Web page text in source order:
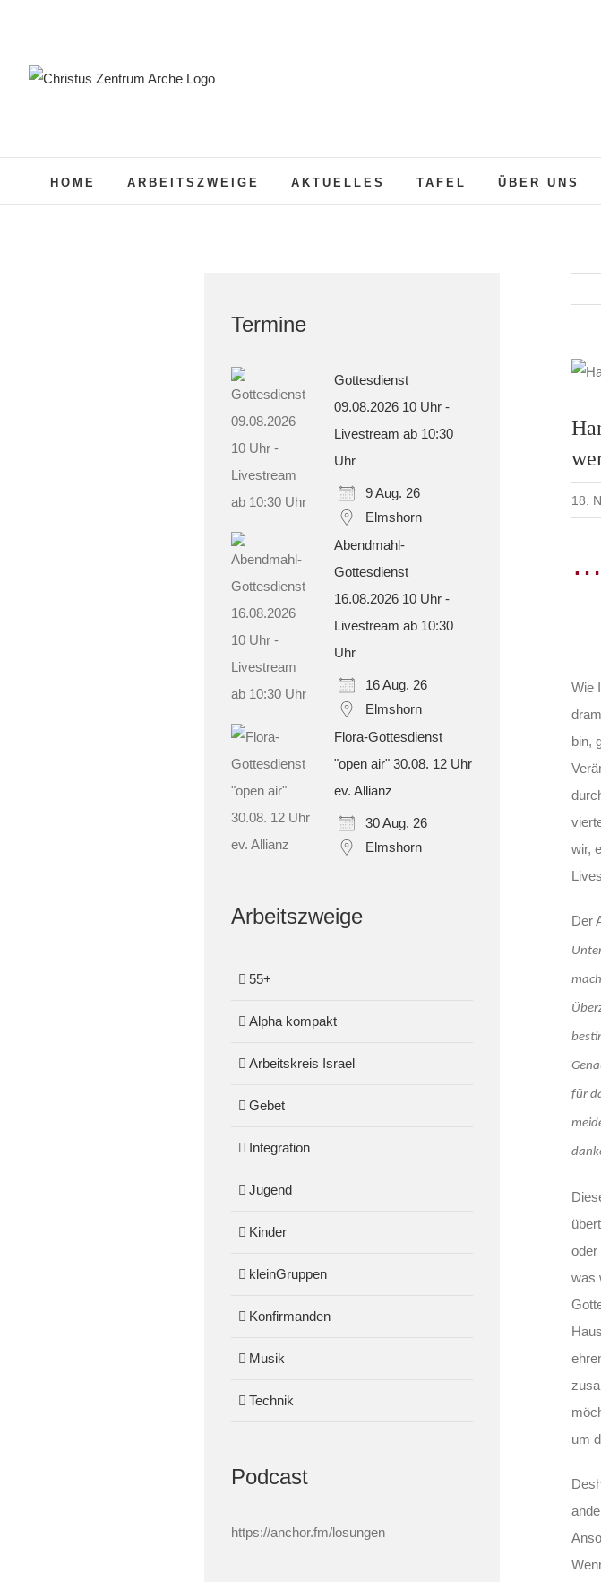
springen
HOME ARBEITSZWEIGE AKTUELLES TAFEL ÜBER UNS
18.
…
Wie
bin,
wir,
Der
für
oder
was
um
Termine
Gottesdienst
09.08.2026 10 Uhr -
Livestream ab 10:30
Uhr
9 Aug. 26
Elmshorn
Abendmahl-
Gottesdienst
16.08.2026 10 Uhr -
Livestream ab 10:30
Uhr
16 Aug. 26
Elmshorn
Flora-Gottesdienst
"open air" 30.08. 12 Uhr
ev. Allianz
30 Aug. 26
Elmshorn
Arbeitszweige
55+
Alpha kompakt
Arbeitskreis Israel
Gebet
Integration
Jugend
Kinder
kleinGruppen
Konfirmanden
Musik
Technik
Podcast
https://anchor.fm/losungen